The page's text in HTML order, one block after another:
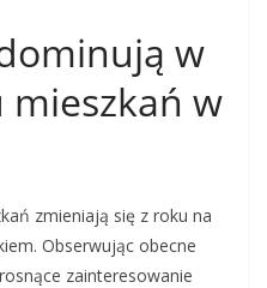
w
w
zmieniają się z roku na
Obserwując obecne
zainteresowanie